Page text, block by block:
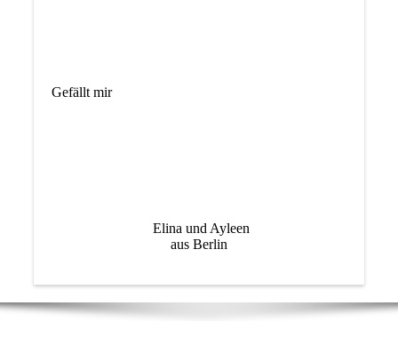
Gefällt mir
Elina und Ayleen
aus Berlin